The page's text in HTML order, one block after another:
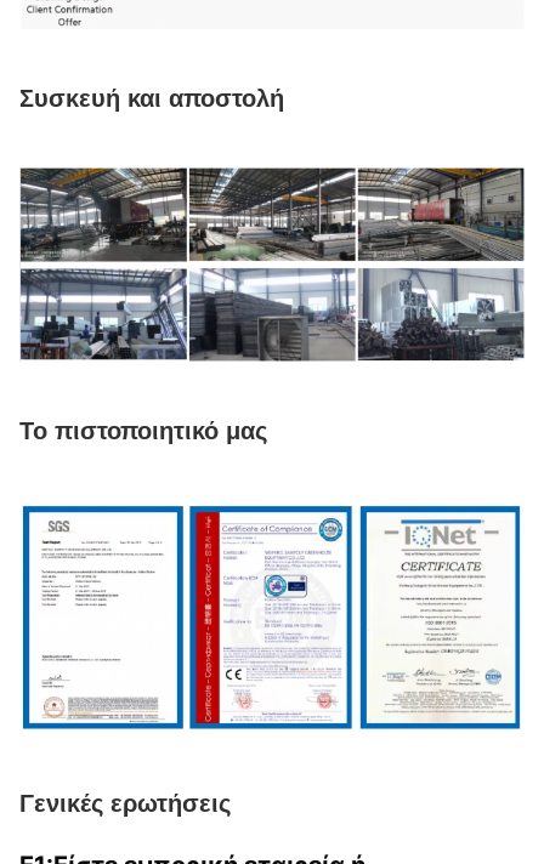
Συσκευή και αποστολή
Το πιστοποιητικό μας
Γενικές ερωτήσεις